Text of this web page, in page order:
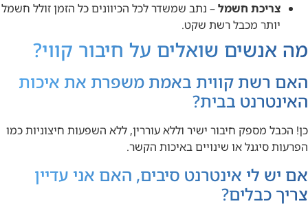
צריכת חשמל– נתב שמשדר לכל הכיוונים כל הזמן זולל חשמל
יותר מכבל רשת שקט.
מה אנשים שואלים על חיבור קווי?
האם רשת קווית באמת משפרת את איכות
האינטרנט בבית?
כן! הכבל מספק חיבור ישיר וללא עוררין, ללא השפעות חיצוניות כמו
הפרעות סיגנל או שינויים באיכות הקשר.
אם יש לי אינטרנט סיבים, האם אני עדיין
צריך כבלים?